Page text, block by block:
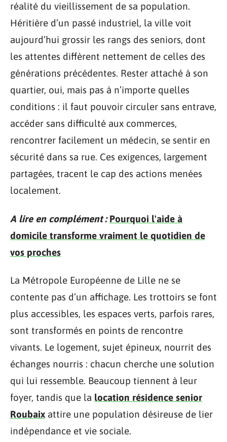
réalité du vieillissement de sa population.
Héritière d’un passé industriel, la ville voit
aujourd’hui grossir les rangs des seniors, dont
les attentes diffèrent nettement de celles des
générations précédentes. Rester attaché à son
quartier, oui, mais pas à n’importe quelles
conditions : il faut pouvoir circuler sans entrave,
accéder sans difficulté aux commerces,
rencontrer facilement un médecin, se sentir en
sécurité dans sa rue. Ces exigences, largement
partagées, tracent le cap des actions menées
localement.
A lire en complément : Pourquoi l'aide à
domicile transforme vraiment le quotidien de
vos proches
La Métropole Européenne de Lille ne se
contente pas d’un affichage. Les trottoirs se font
plus accessibles, les espaces verts, parfois rares,
sont transformés en points de rencontre
vivants. Le logement, sujet épineux, nourrit des
échanges nourris : chacun cherche une solution
qui lui ressemble. Beaucoup tiennent à leur
foyer, tandis que la location résidence senior
Roubaix attire une population désireuse de lier
indépendance et vie sociale.